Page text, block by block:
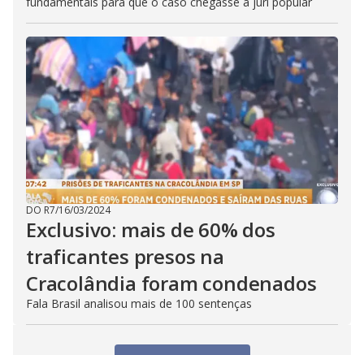
DO R7/16/03/2024
Exclusivo: mais de 60% dos
traficantes presos na
Cracolândia foram condenados
Fala Brasil analisou mais de 100 sentenças